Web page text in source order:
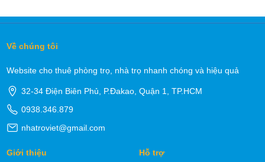
Về chúng tôi
Website cho thuê phòng trọ, nhà trọ nhanh chóng và hiệu quả
32-34 Điện Biên Phủ, P.Đakao, Quận 1, TP.HCM
0938.346.879
nhatroviet@gmail.com
Giới thiệu Hỗ trợ